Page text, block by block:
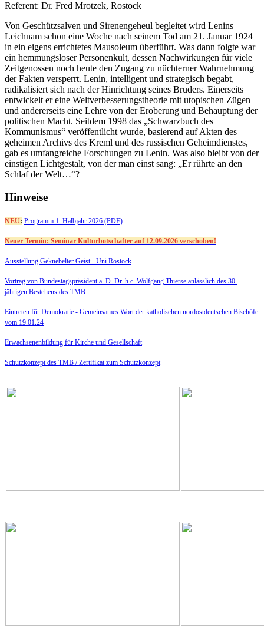
Referent: Dr. Fred Mrotzek, Rostock
Von Geschützsalven und Sirenengeheul begleitet wird Lenins
Leichnam schon eine Woche nach seinem Tod am 21. Januar 1924
in ein eigens errichtetes Mausoleum überführt. Was dann folgte war
ein hemmungsloser Personenkult, dessen Nachwirkungen für viele
Zeitgenossen noch heute den Zugang zu nüchterner Wahrnehmung
der Fakten versperrt. Lenin, intelligent und strategisch begabt,
radikalisiert sich nach der Hinrichtung seines Bruders. Einerseits
entwickelt er eine Weltverbesserungstheorie mit utopischen Zügen
und andererseits eine Lehre von der Eroberung und Behauptung der
politischen Macht. Seitdem 1998 das „Schwarzbuch des
Kommunismus“ veröffentlicht wurde, basierend auf Akten des
geheimen Archivs des Kreml und des russischen Geheimdienstes,
gab es umfangreiche Forschungen zu Lenin. Was also bleibt von der
einstigen Lichtgestalt, von der man einst sang: „Er rührte an den
Schlaf der Welt…“?
Hinweise
NEU: Programm 1. Halbjahr 2026 (PDF)
Neuer Termin: Seminar Kulturbotschafter auf 12.09.2026 verschoben!
Ausstellung Geknebelter Geist - Uni Rostock
Vortrag von Bundestagspräsident a. D. Dr. h.c. Wolfgang Thierse anlässlich des 30-
jährigen Bestehens des TMB
Eintreten für Demokratie - Gemeinsames Wort der katholischen nordostdeutschen Bischöfe
vom 19.01.24
Erwachsenenbildung für Kirche und Gesellschaft
Schutzkonzept des TMB / Zertifikat zum Schutzkonzept